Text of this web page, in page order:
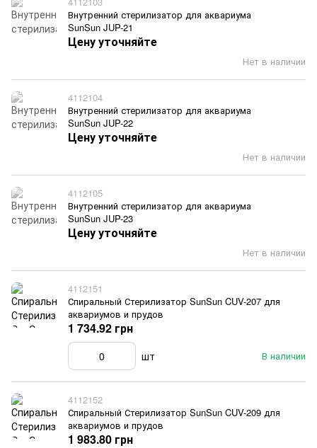
Внутренний стерилизатор для аквариума
SunSun JUP-21
Нет в наличии
Цену уточняйте
4112104
Внутренний стерилизатор для аквариума
SunSun JUP-22
Нет в наличии
Цену уточняйте
4112105
Внутренний стерилизатор для аквариума
SunSun JUP-23
Нет в наличии
Цену уточняйте
4112151
Спиральный Стерилизатор SunSun CUV-207 для
аквариумов и прудов
В наличии
1 734.92 грн
шт
4112152
Спиральный Стерилизатор SunSun CUV-209 для
аквариумов и прудов
1 983.80 грн